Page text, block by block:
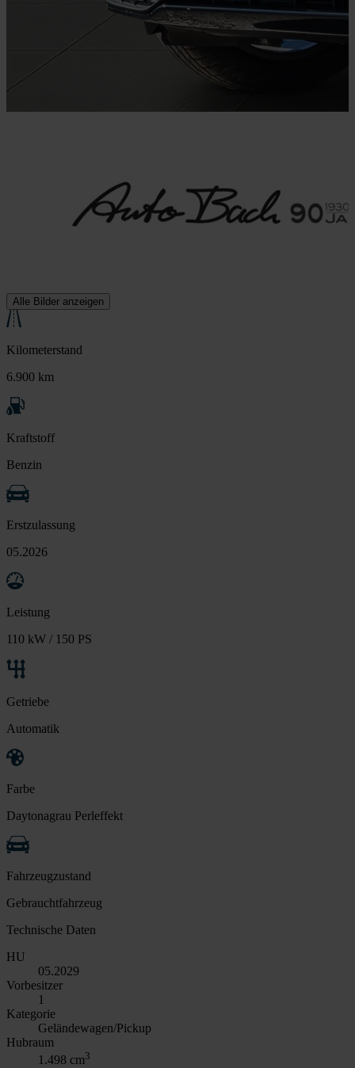
Alle Bilder anzeigen
Kilometerstand
6.900 km
Kraftstoff
Benzin
Erstzulassung
05.2026
Leistung
110 kW / 150 PS
Getriebe
Automatik
Farbe
Daytonagrau Perleffekt
Fahrzeugzustand
Gebrauchtfahrzeug
Technische Daten
HU
05.2029
Vorbesitzer
1
Kategorie
Geländewagen/Pickup
Hubraum
1.498 cm3